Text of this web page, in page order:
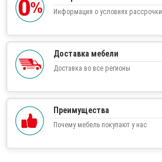
Информация о условиях рассрочки
Доставка мебели
Доставка во все регионы
Преимущества
Почему мебель покупают у нас